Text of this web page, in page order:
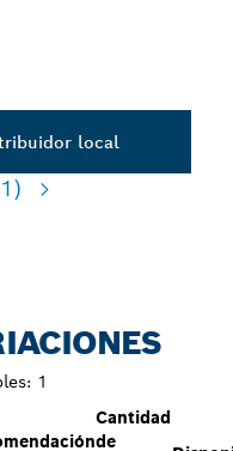
local
1
Cantidad
de